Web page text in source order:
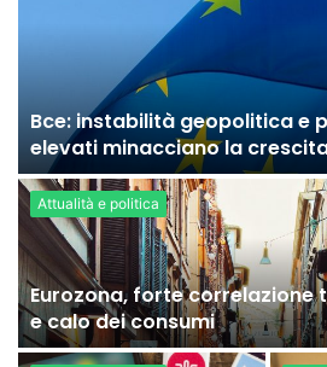
Bce: instabilità geopolitica e
elevati minacciano la crescita
Attualità e politica
Eurozona, forte correlazione
e calo dei consumi